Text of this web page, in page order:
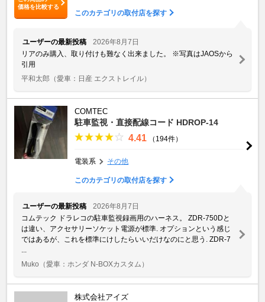
価格を比較する
このカテゴリの取付店を探す
ユーザーの最新投稿
2026年8月7日
リアのみ購入、取り付けも難なく出来ました。 ※写真はJAOSから
引用
平和太郎 （愛車：日産 エクストレイル）
COMTEC
駐車監視・直接配線コード HDROP-14
4.41 （194件）
電装系 その他
このカテゴリの取付店を探す
ユーザーの最新投稿
2026年8月7日
コムテック ドラレコの駐車監視録画用のハーネス。 ZDR-750Dと
は違い、アクセサリーソケット電源が標準. オプションという感じ
ではあるが、これを標準にけしたらいいだけなのにと思う. ZDR-7
Muko （愛車：ホンダ N-BOXカスタム）
株式会社アイズ